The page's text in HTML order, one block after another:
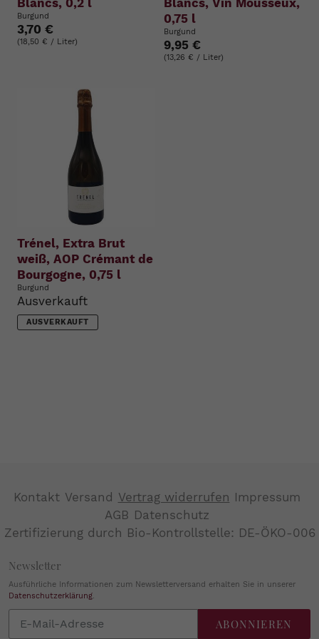
Burgund
3,70 €
(18,50 € / Liter)
0,75 l
Burgund
9,95 €
(13,26 € / Liter)
Trénel, Extra Brut
weiß, AOP Crémant de
Bourgogne, 0,75 l
Burgund
Ausverkauft
AUSVERKAUFT
Kontakt Versand Vertrag widerrufen Impressum
AGB Datenschutz
Zertifizierung durch Bio-Kontrollstelle: DE-ÖKO-006
Newsletter
Ausführliche Informationen zum Newsletterversand erhalten Sie in unserer
Datenschutzerklärung.
Sie
ABONNIEREN